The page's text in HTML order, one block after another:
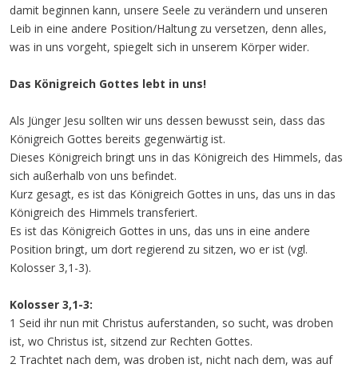
damit beginnen kann, unsere Seele zu verändern und unseren
Leib in eine andere Position/Haltung zu versetzen, denn alles,
was in uns vorgeht, spiegelt sich in unserem Körper wider.
Das Königreich Gottes lebt in uns!
Als Jünger Jesu sollten wir uns dessen bewusst sein, dass das
Königreich Gottes bereits gegenwärtig ist.
Dieses Königreich bringt uns in das Königreich des Himmels, das
sich außerhalb von uns befindet.
Kurz gesagt, es ist das Königreich Gottes in uns, das uns in das
Königreich des Himmels transferiert.
Es ist das Königreich Gottes in uns, das uns in eine andere
Position bringt, um dort regierend zu sitzen, wo er ist (vgl.
Kolosser 3,1-3).
Kolosser 3,1-3:
1 Seid ihr nun mit Christus auferstanden, so sucht, was droben
ist, wo Christus ist, sitzend zur Rechten Gottes.
2 Trachtet nach dem, was droben ist, nicht nach dem, was auf